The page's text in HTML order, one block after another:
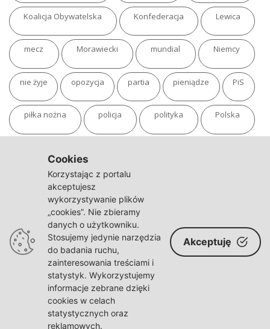
Koalicja Obywatelska Konfederacja Lewica
mecz Morawiecki mundial Niemcy
nie żyje opozycja partia pieniądze PiS
piłka nożna policja polityka Polska
sąd TVN
Warszawa wojna
wybory wypadek Władimir Putin zdrowie
© polskaracja.pl 2021-2022
Cookies
Korzystając z portalu
akceptujesz
wykorzystywanie plików
„cookies”. Nie zbieramy
danych o użytkowniku.
Stosujemy jedynie narzędzia
do badania ruchu,
zainteresowania treściami i
statystyk. Wykorzystujemy
informacje zebrane dzięki
cookies w celach
statystycznych oraz
reklamowych.
Akceptuję